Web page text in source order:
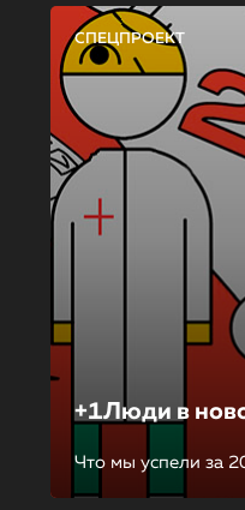
СПЕЦПРОЕКТ
+1Люди в
Что мы успели за